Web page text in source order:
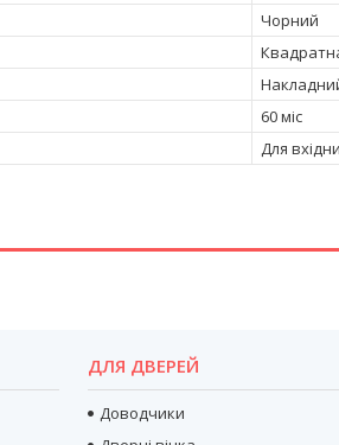
Чорний
60 міс
Для
ДЛЯ ДВЕРЕЙ
Доводчики